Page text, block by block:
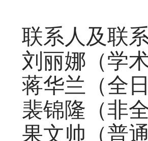
联系人及联
刘丽娜（学
蒋华兰（全
裴锦隆（非
果文帅（普